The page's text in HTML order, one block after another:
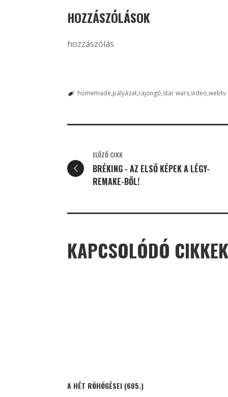
HOZZÁSZÓLÁSOK
hozzászólás
homemade pályázat rajongó star warsvideo webtv
ELŐZŐ CIKK
BRÉKING - AZ ELSŐ KÉPEK A LÉGY-
REMAKE-BŐL!
KAPCSOLÓDÓ CIKKEK
A HÉT RÖHÖGÉSEI (605.)